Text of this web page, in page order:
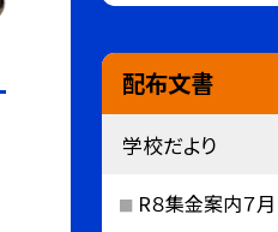
配布文書
学校だより
R８集金案内７月